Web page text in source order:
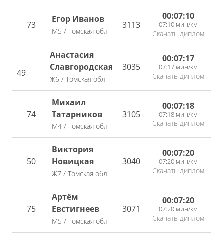
73
Егор Иванов
М5 / Томская обл
3113
00:07:10
07:10 мин/км
Скачать диплом
49
Анастасия
Славгородская
Ж6 / Томская обл
3035
00:07:17
07:17 мин/км
Скачать диплом
74
Михаил
Татарников
М4 / Томская обл
3105
00:07:18
07:18 мин/км
Скачать диплом
50
Виктория
Новицкая
Ж7 / Томская обл
3040
00:07:20
07:20 мин/км
Скачать диплом
75
Артём
Евстигнеев
М5 / Томская обл
3071
00:07:20
07:20 мин/км
Скачать диплом